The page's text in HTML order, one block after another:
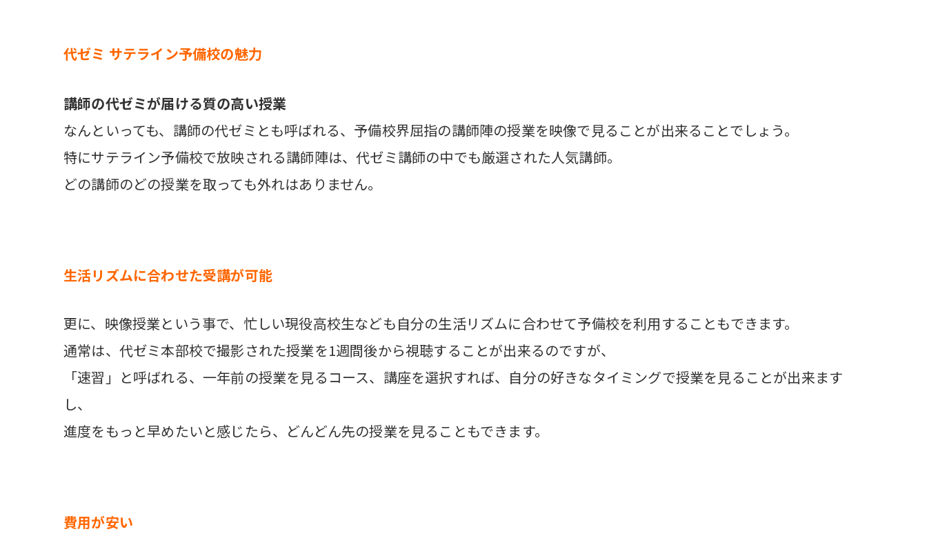
代ゼミ サテライン予備校の魅力
講師の代ゼミが届ける質の高い授業
なんといっても、講師の代ゼミとも呼ばれる、予備校界屈指の講師陣の授業を映像で見ることが出来ることでしょう。
特にサテライン予備校で放映される講師陣は、代ゼミ講師の中でも厳選された人気講師。
どの講師のどの授業を取っても外れはありません。
生活リズムに合わせた受講が可能
更に、映像授業という事で、忙しい現役高校生なども自分の生活リズムに合わせて予備校を利用することもできます。
通常は、代ゼミ本部校で撮影された授業を1週間後から視聴することが出来るのですが、
「速習」と呼ばれる、一年前の授業を見るコース、講座を選択すれば、自分の好きなタイミングで授業を見ることが出来ます
し、
進度をもっと早めたいと感じたら、どんどん先の授業を見ることもできます。
費用が安い